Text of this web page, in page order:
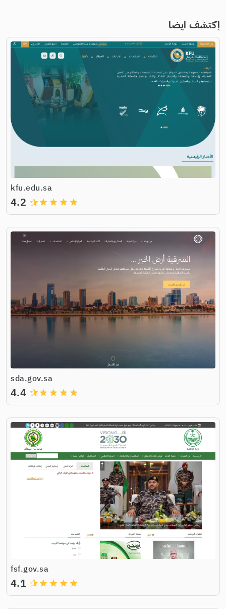
إكتشف ايضا
kfu.edu.sa
grade
grade
grade
grade
4.2
sda.gov.sa
grade
grade
grade
grade
4.4
fsf.gov.sa
grade
grade
grade
grade
4.1